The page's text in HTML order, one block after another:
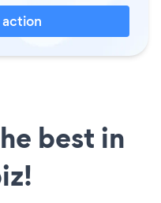
action
best in